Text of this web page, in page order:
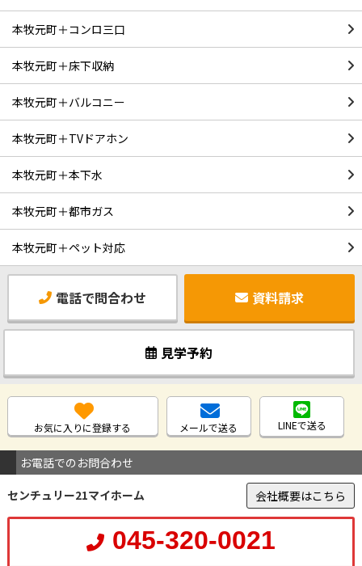
本牧元町＋コンロ三口
本牧元町＋床下収納
本牧元町＋バルコニー
本牧元町＋TVドアホン
本牧元町＋本下水
本牧元町＋都市ガス
本牧元町＋ペット対応
電話で問合わせ 資料請求
見学予約
お気に入りに登録する メールで送る LINEで送る
お電話でのお問合わせ
センチュリー21マイホーム
会社概要はこちら
045-320-0021